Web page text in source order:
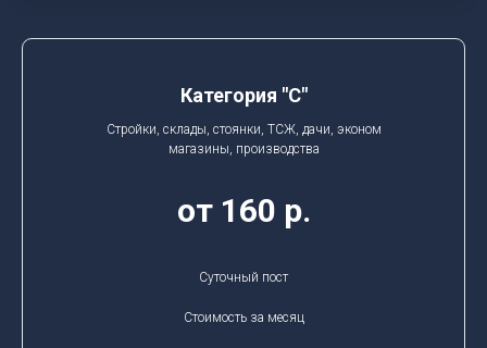
Категория "C"
Стройки, склады, стоянки, ТСЖ, дачи, эконом
магазины, производства
от 160 р.
Суточный пост
Стоимость за месяц